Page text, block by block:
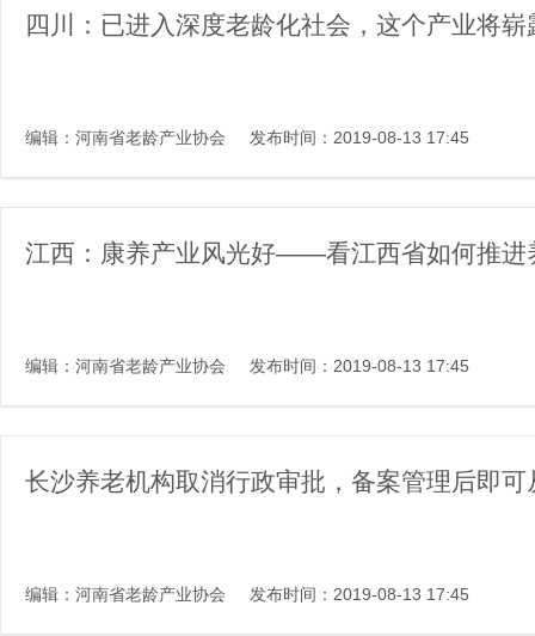
四川：已进入深度老龄化社会，这个产业将崭
编辑：河南省老龄产业协会 发布时间：2019-08-13 17:45
江西：康养产业风光好——看江西省如何推进
编辑：河南省老龄产业协会 发布时间：2019-08-13 17:45
长沙养老机构取消行政审批，备案管理后即可
编辑：河南省老龄产业协会 发布时间：2019-08-13 17:45